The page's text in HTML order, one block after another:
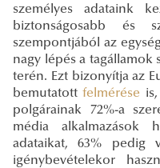
személyes adataink
biztonságosabb és
szempontjából az
nagy lépés a tagállamok
terén. Ezt bizonyítja az
bemutatottfelmérése
polgárainak 72%-a
média alkalmazások
adataikat, 63% pedig
igénybevételekor